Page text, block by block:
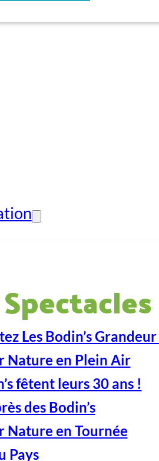
Les Bodin’s
Nature en Plein Air
fêtent leurs 30 ans !
des Bodin’s
Nature en Tournée
Pays